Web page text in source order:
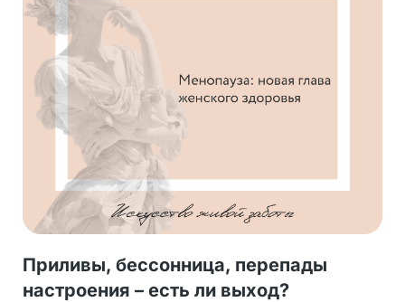
Приливы, бессонница, перепады
настроения – есть ли выход?